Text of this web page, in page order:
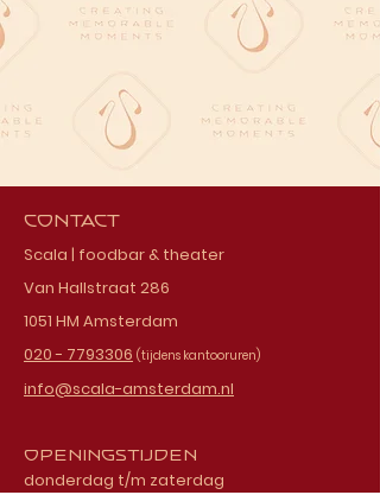
Contact
Scala | foodbar & theater
Van Hallstraat 286
1051 HM Amsterdam
020 - 7793306 (tijdens kantooruren)
info@scala-amsterdam.nl
Openingstijden
donderdag t/m zaterdag